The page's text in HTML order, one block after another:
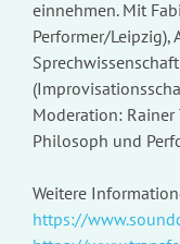
einnehmen. Mit
Performer/Leipzig),
Moderation:
Philosoph und
Weitere
https://